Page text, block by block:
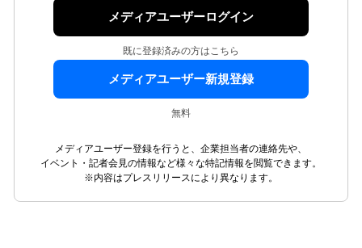
メディアユーザーログイン
既に登録済みの方はこちら
メディアユーザー新規登録
無料
メディアユーザー登録を行うと、企業担当者の連絡先や、
イベント・記者会見の情報など様々な特記情報を閲覧できます。
※内容はプレスリリースにより異なります。